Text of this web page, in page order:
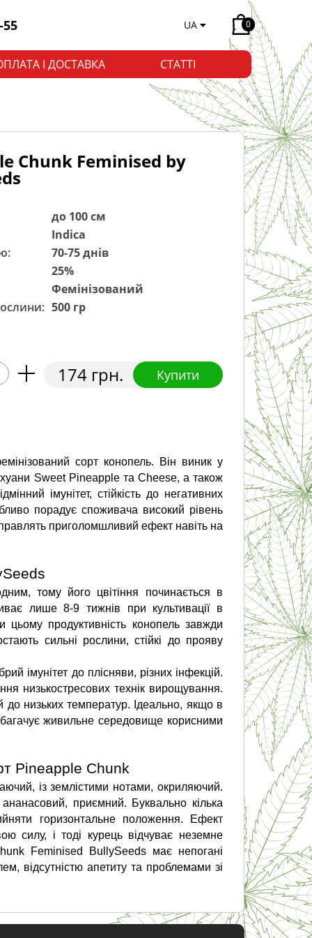
55 UA 0
І ДОСТАВКА СТАТТІ
Chunk Feminised by
до 100 см
Indica
70-75 днів
25%
Фемінізований
500 гр
174 грн. Купити
сорт конопель. Він виник у
Sweet Pineapple та Cheese, а також
імунітет, стійкість до негативних
порадує споживача високий рівень
приголомшливий ефект навіть на
тому його цвітіння починається в
лише 8-9 тижнів при культивації в
продуктивність конопель завжди
сильні рослини, стійкі до прояву
імунітет до плісняви, різних інфекцій.
низькостресових технік вирощування.
до низьких температур. Ідеально, якщо в
живильне середовище корисними
Pineapple Chunk
із землістими нотами, окриляючий.
приємний. Буквально кілька
горизонтальне положення. Ефект
силу, і тоді курець відчуває неземне
Feminised BullySeeds має непогані
відсутністю апетиту та проблемами зі